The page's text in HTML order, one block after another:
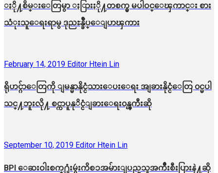
ႏို႔စိမ္းေတြမွာ ႏြားႏို႔တစက္မွ မပါဝင္ေၾကာင္း စား
သံုးသူေရးရာမွ ဒုညႊန္ခ်ဳပ္ေျပာၾကား
February 14, 2019 Editor Htein Lin
ရိုဟင္ဂ်ာေတြကို ျမန္မာနိုင္ငံသားေပးေရး အျခားနိုင္ငံေတြ ၀င္မပါ
သင္႔ဘူးလို႔ စင္ကာပူနုိင္ငံျခားေရး၀န္ၾကီးဆို
September 10, 2019 Editor Htein Lin
BPI ​ေဆးဝါးစက္​႐ုံးမွဴးကိစၥအမ်ားျပည္​သူအက်ိဳးစီးပြားနဲ႔ဆို